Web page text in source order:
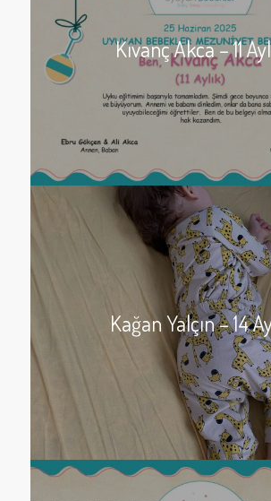
Kıvanç Akca – 11
Kağan Yalçın – 14